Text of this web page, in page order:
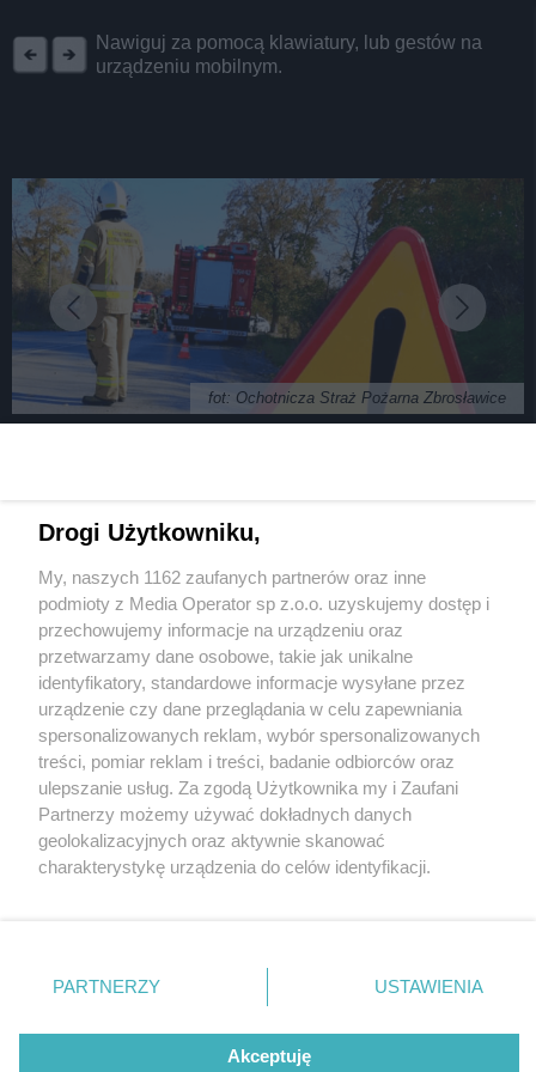
Nawiguj za pomocą klawiatury, lub gestów na
urządzeniu mobilnym.
fot: Ochotnicza Straż Pożarna Zbrosławice
stało?
3 / 3
Kolizja w Zbrosławicach
Wróć do artykułu:
Policja i straż pożarna w Zbrosławicach. Co się
stało?
Wydawca mediów lokalnych
Nie zapomnij
zapoznać się z:
polityką prywatności regulamin korzystania z portali
Twojemiasto
Piekary Śląskie
Chorzów
Tarnowskie Góry
Gliwice
Skontakuj sięz nami
Kontakt
Wydawca
Redakcja
Drogi Użytkowniku,
My, naszych 1162 zaufanych partnerów oraz inne
podmioty z Media Operator sp z.o.o. uzyskujemy dostęp i
przechowujemy informacje na urządzeniu oraz
przetwarzamy dane osobowe, takie jak unikalne
identyfikatory, standardowe informacje wysyłane przez
urządzenie czy dane przeglądania w celu zapewniania
spersonalizowanych reklam, wybór spersonalizowanych
treści, pomiar reklam i treści, badanie odbiorców oraz
ulepszanie usług. Za zgodą Użytkownika my i Zaufani
Partnerzy możemy używać dokładnych danych
geolokalizacyjnych oraz aktywnie skanować
charakterystykę urządzenia do celów identyfikacji.
zmienić/wycofać klikając przycisk ustawień prywatności
znajdujący się w lewym dolnym rogu strony
rodzaje przetwarzania danych nie wymagają zgody
użytkownika, ale masz prawo sprzeciwić się takiemu
PARTNERZY USTAWIENIA
Akceptuję